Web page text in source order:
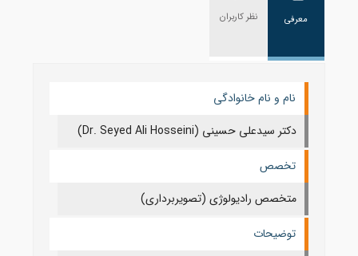
معرفی نظر کاربران
نام و نام خانوادگی
دکتر سیدعلی حسینی (Dr. Seyed Ali Hosseini)
تخصص
متخصص رادیولوژی (تصویربرداری)
توضیحات